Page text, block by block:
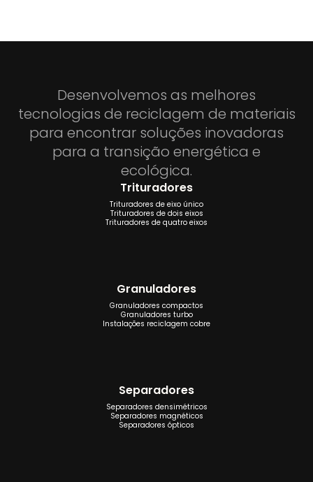
Desenvolvemos as melhores
tecnologias de reciclagem de materiais
para encontrar soluções inovadoras
para a transição energética e
ecológica.
Trituradores
Trituradores de eixo único
Trituradores de dois eixos
Trituradores de quatro eixos
Granuladores
Granuladores compactos
Granuladores turbo
Instalações reciclagem cobre
Separadores
Separadores densimétricos
Separadores magnéticos
Separadores ópticos